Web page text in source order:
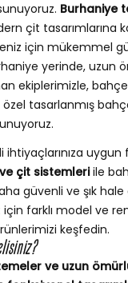
Burhaniye
çit tasarımlarına
için mükemmel
yerinde, uzun
ekiplerimizle,
tasarlanmış
ihtiyaçlarınıza
çit sistemleriile
güvenli ve şık
farklı model ve
keşfedin.
ve uzun